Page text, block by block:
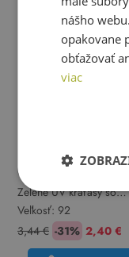
George
Zelené UV kraťasy so
zvieratkami George
Veľkosť: 92
3,44 € -31% 2,40 €
nášho
opakovane
obťažovať
viac